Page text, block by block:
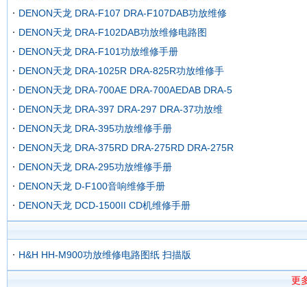
DENON天龙 DRA-F107 DRA-F107DAB功放维修
DENON天龙 DRA-F102DAB功放维修电路图
DENON天龙 DRA-F101功放维修手册
DENON天龙 DRA-1025R DRA-825R功放维修手
DENON天龙 DRA-700AE DRA-700AEDAB DRA-5
DENON天龙 DRA-397 DRA-297 DRA-37功放维
DENON天龙 DRA-395功放维修手册
DENON天龙 DRA-375RD DRA-275RD DRA-275R
DENON天龙 DRA-295功放维修手册
DENON天龙 D-F100音响维修手册
DENON天龙 DCD-1500II CD机维修手册
H&H HH-M900功放维修电路图纸 扫描版
更